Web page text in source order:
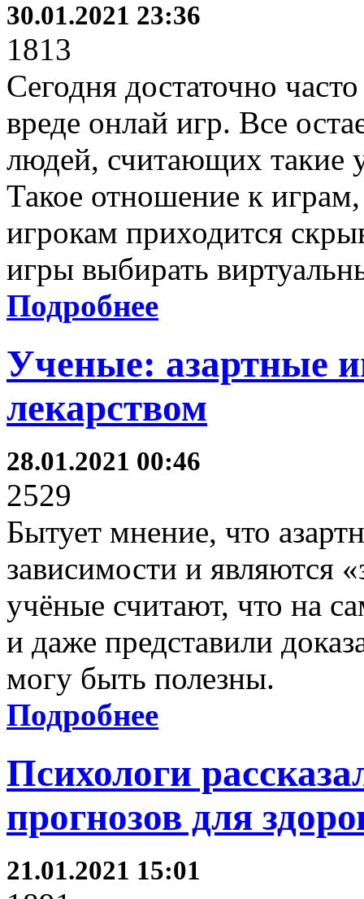
30.01.2021 23:36
1813
Сегодня достаточно
вреде онлай игр. Все
людей, считающих такие
Такое отношение к
игрокам приходится
игры выбирать
Подробнее
Ученые: азартные
лекарством
28.01.2021 00:46
2529
Бытует мнение, что
зависимости и являются
учёные считают, что на
и даже представили
могу быть полезны.
Подробнее
Психологи
прогнозов для
21.01.2021 15:01